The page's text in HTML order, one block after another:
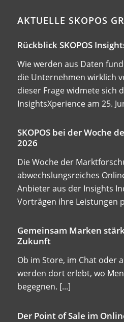
AKTUELLE SKOPOS
Rückblick SKOPOS
Wie werden aus Daten
die Unternehmen wirklich
dieser Frage widmete sich
InsightsXperience am 25.
SKOPOS bei der Woche
2026
Die Woche der
abwechslungsreiches
Anbieter aus der Insights
Vorträgen ihre Leistungen
Gemeinsam Marken
Zukunft
Ob im Store, im Chat oder
werden dort erlebt, wo
begegnen. [...]
Der Point of Sale im